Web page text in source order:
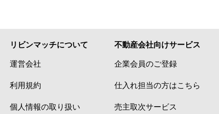
リビンマッチについて
運営会社
利用規約
個人情報の取り扱い
不動産会社向けサービス
企業会員のご登録
仕入れ担当の方はこちら
売主取次サービス